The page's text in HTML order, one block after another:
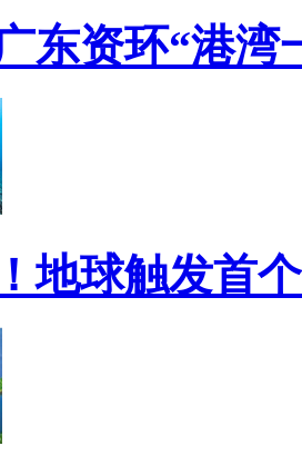
东资环“港湾
地球触发首